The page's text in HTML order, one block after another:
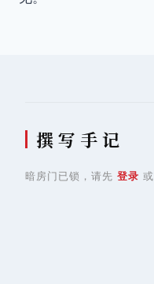
撰 写 手 记
暗房门已锁，请先 登录 或